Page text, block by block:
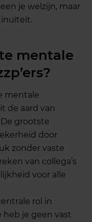
je welzijn, maar
mentale
mentale
de aard van
grootste
door
zonder vaste
van collega’s
voor alle
rol in
heb je geen vast